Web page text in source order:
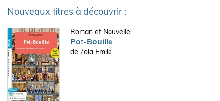
Nouveaux titres à découvrir :
Roman et Nouvelle
Pot-Bouille
de Zola Emile